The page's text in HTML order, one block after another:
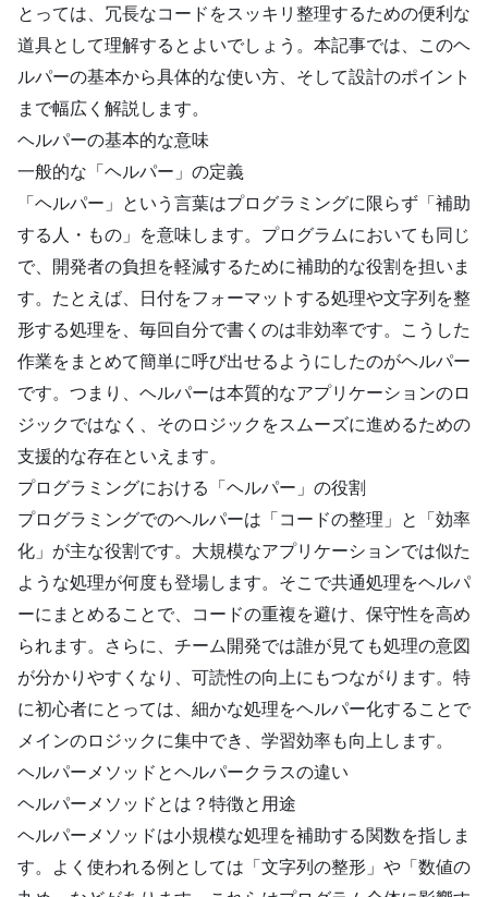
とっては、冗長なコードをスッキリ整理するための便利な
道具として理解するとよいでしょう。本記事では、このヘ
ルパーの基本から具体的な使い方、そして設計のポイント
まで幅広く解説します。
ヘルパーの基本的な意味
一般的な「ヘルパー」の定義
「ヘルパー」という言葉はプログラミングに限らず「補助
する人・もの」を意味します。プログラムにおいても同じ
で、開発者の負担を軽減するために補助的な役割を担いま
す。たとえば、日付をフォーマットする処理や文字列を整
形する処理を、毎回自分で書くのは非効率です。こうした
作業をまとめて簡単に呼び出せるようにしたのがヘルパー
です。つまり、ヘルパーは本質的なアプリケーションのロ
ジックではなく、そのロジックをスムーズに進めるための
支援的な存在といえます。
プログラミングにおける「ヘルパー」の役割
プログラミングでのヘルパーは「コードの整理」と「効率
化」が主な役割です。大規模なアプリケーションでは似た
ような処理が何度も登場します。そこで共通処理をヘルパ
ーにまとめることで、コードの重複を避け、保守性を高め
られます。さらに、チーム開発では誰が見ても処理の意図
が分かりやすくなり、可読性の向上にもつながります。特
に初心者にとっては、細かな処理をヘルパー化することで
メインのロジックに集中でき、学習効率も向上します。
ヘルパーメソッドとヘルパークラスの違い
ヘルパーメソッドとは？特徴と用途
ヘルパーメソッドは小規模な処理を補助する関数を指しま
す。よく使われる例としては「文字列の整形」や「数値の